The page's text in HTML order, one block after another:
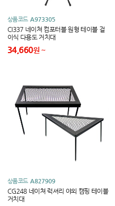
상품코드 A973305
CI337 네이쳐 컴포터블 원형 테이블 걸
이식 다용도 거치대
34,660원
상품코드 A827909
CG248 네이쳐 럭셔리 야외 캠핑 테이블
거치대